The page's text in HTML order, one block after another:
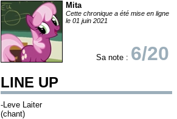
Mita
Cette chronique a été mise en ligne
le 01 juin 2021
Sa note : 6/20
LINE UP
-Leve Laiter
(chant)